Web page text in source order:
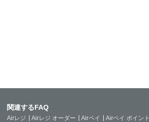
関連するFAQ
Airレジ Airレジ オーダー Airペイ Airペイ ポイント